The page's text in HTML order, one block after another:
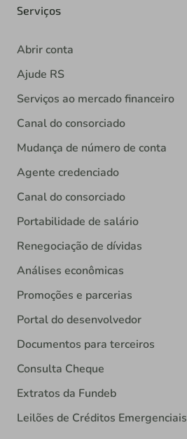
Serviços
Abrir conta
Ajude RS
Serviços ao mercado financeiro
Canal do consorciado
Mudança de número de conta
Agente credenciado
Canal do consorciado
Portabilidade de salário
Renegociação de dívidas
Análises econômicas
Promoções e parcerias
Portal do desenvolvedor
Documentos para terceiros
Consulta Cheque
Extratos da Fundeb
Leilões de Créditos Emergenciais